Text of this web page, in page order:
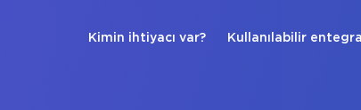
Kimin ihtiyacı var? Kullanılabilir